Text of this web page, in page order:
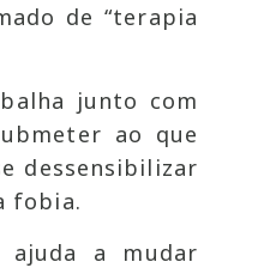
de “terapia
junto com
ao que
dessensibilizar
fobia.
ajuda a mudar